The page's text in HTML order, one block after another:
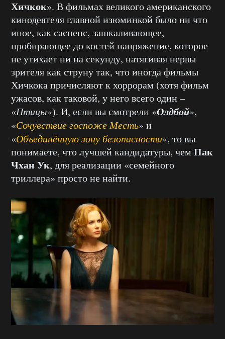
Хичкок». В фильмах великого американского
кинодеятеля главной изюминкой было ни что
иное, как саспенс, зашкаливающее,
пробирающее до костей напряжение, которое
не утихает ни на секунду, натягивая нервы
зрителя как струну так, что иногда фильмы
Хичкока причисляют к хоррорам (хотя фильм
ужасов, как таковой, у него всего один –
«Птицы»). И, если вы смотрели «Олдбой»,
«Сочувствие госпоже Месть» и
«Объединённую зону безопасности», то вы
понимаете, что лучшей кандидатуры, чем Пак
Чхан Ук, для реализации «семейного
триллера» просто не найти.